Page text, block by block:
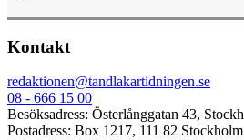
Kontakt
redaktionen@tandlakartidningen.se
08 - 666 15 00
Besöksadress: Österlånggatan 43,
Postadress: Box 1217, 111 82 Stockholm